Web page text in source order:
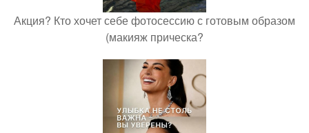
Акция? Кто хочет себе фотосессию с готовым образом
(макияж прическа?